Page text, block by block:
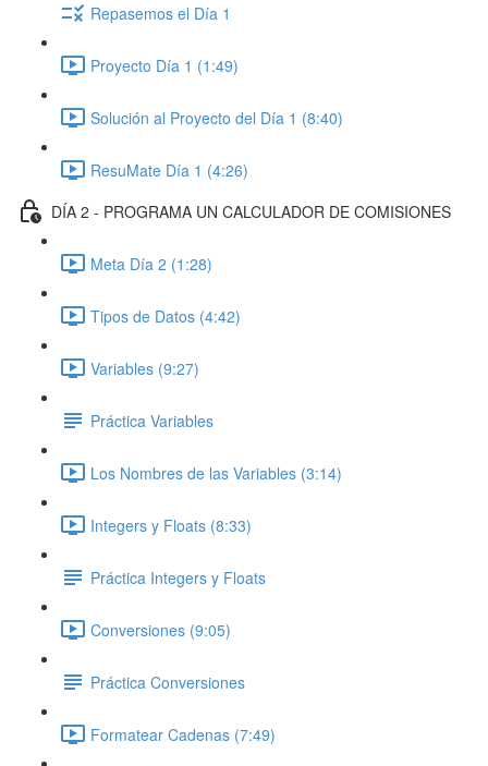
Repasemos el Día 1
Proyecto Día 1 (1:49)
Solución al Proyecto del Día 1 (8:40)
ResuMate Día 1 (4:26)
DÍA 2 - PROGRAMA UN CALCULADOR DE COMISIONES
Meta Día 2 (1:28)
Tipos de Datos (4:42)
Variables (9:27)
Práctica Variables
Los Nombres de las Variables (3:14)
Integers y Floats (8:33)
Práctica Integers y Floats
Conversiones (9:05)
Práctica Conversiones
Formatear Cadenas (7:49)